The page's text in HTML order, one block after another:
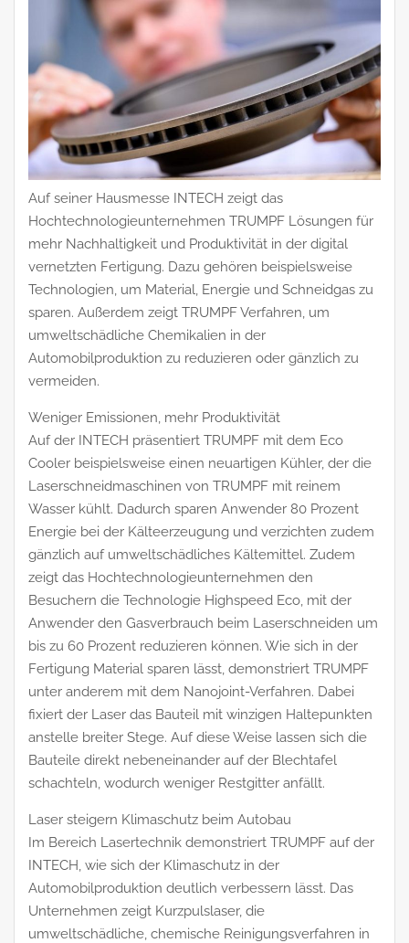
Auf seiner Hausmesse INTECH zeigt das
Hochtechnologieunternehmen TRUMPF Lösungen für
mehr Nachhaltigkeit und Produktivität in der digital
vernetzten Fertigung. Dazu gehören beispielsweise
Technologien, um Material, Energie und Schneidgas zu
sparen. Außerdem zeigt TRUMPF Verfahren, um
umweltschädliche Chemikalien in der
Automobilproduktion zu reduzieren oder gänzlich zu
vermeiden.
Weniger Emissionen, mehr Produktivität
Auf der INTECH präsentiert TRUMPF mit dem Eco
Cooler beispielsweise einen neuartigen Kühler, der die
Laserschneidmaschinen von TRUMPF mit reinem
Wasser kühlt. Dadurch sparen Anwender 80 Prozent
Energie bei der Kälteerzeugung und verzichten zudem
gänzlich auf umweltschädliches Kältemittel. Zudem
zeigt das Hochtechnologieunternehmen den
Besuchern die Technologie Highspeed Eco, mit der
Anwender den Gasverbrauch beim Laserschneiden um
bis zu 60 Prozent reduzieren können. Wie sich in der
Fertigung Material sparen lässt, demonstriert TRUMPF
unter anderem mit dem Nanojoint-Verfahren. Dabei
fixiert der Laser das Bauteil mit winzigen Haltepunkten
anstelle breiter Stege. Auf diese Weise lassen sich die
Bauteile direkt nebeneinander auf der Blechtafel
schachteln, wodurch weniger Restgitter anfällt.
Laser steigern Klimaschutz beim Autobau
Im Bereich Lasertechnik demonstriert TRUMPF auf der
INTECH, wie sich der Klimaschutz in der
Automobilproduktion deutlich verbessern lässt. Das
Unternehmen zeigt Kurzpulslaser, die
umweltschädliche, chemische Reinigungsverfahren in